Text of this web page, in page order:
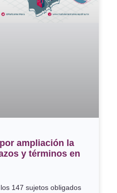
ampliación la
y términos en
147 sujetos obligados